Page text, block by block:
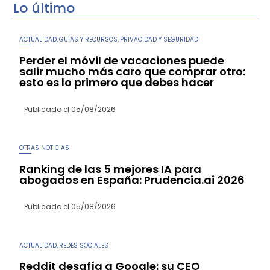
Lo último
ACTUALIDAD,GUÍAS Y RECURSOS, PRIVACIDAD Y SEGURIDAD
Perder el móvil de vacaciones puede
salir mucho más caro que comprar otro:
esto es lo primero que debes hacer
Publicado el 05/08/2026
OTRAS NOTICIAS
Ranking de las 5 mejores IA para
abogados en España: Prudencia.ai 2026
Publicado el 05/08/2026
ACTUALIDAD REDES SOCIALES
Reddit desafía a Google: su CEO